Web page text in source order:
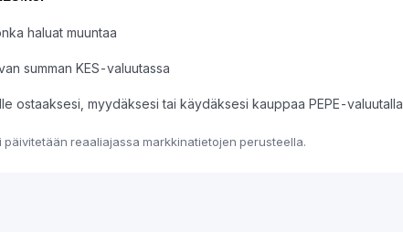
haluat muuntaa
summan KES-valuutassa
ostaaksesi, myydäksesi tai käydäksesi kauppaa PEPE-valuutalla
päivitetään reaaliajassa markkinatietojen perusteella.